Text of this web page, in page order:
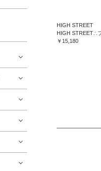
HIGH STREET
￥15,180